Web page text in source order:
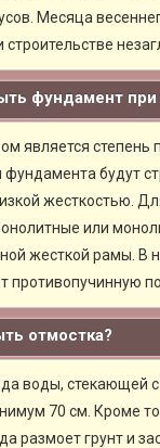
Месяца
строительстве
фундамент при
является степень
фундамента будут
жесткостью.
или
жесткой рамы.
противопучинную
отмостка?
воды, стекающей
70 см. Кроме
размоет грунт и